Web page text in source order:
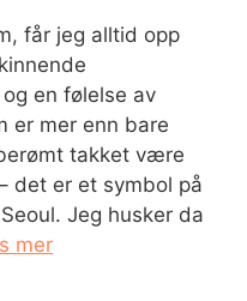
får jeg alltid opp
en følelse av
er mer enn bare
takket være
det er et symbol på
Jeg husker da
mer